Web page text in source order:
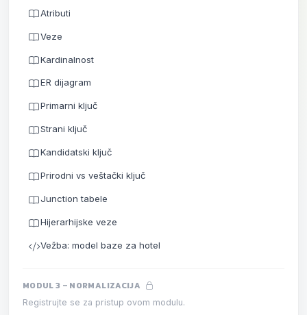
Atributi
Veze
Kardinalnost
ER dijagram
Primarni ključ
Strani ključ
Kandidatski ključ
Prirodni vs veštački ključ
Junction tabele
Hijerarhijske veze
Vežba: model baze za hotel
MODUL 3 – NORMALIZACIJA
Registrujte se za pristup ovom modulu.